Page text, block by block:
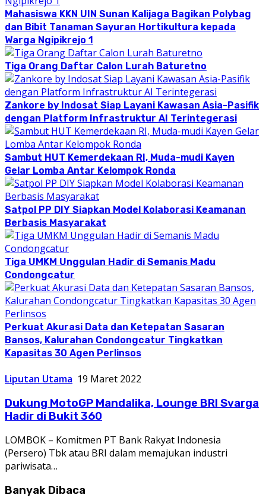
Mahasiswa KKN UIN Sunan Kalijaga Bagikan Polybag
dan Bibit Tanaman Sayuran Hortikultura kepada
Warga Ngipikrejo 1
Tiga Orang Daftar Calon Lurah Baturetno
Zankore by Indosat Siap Layani Kawasan Asia-Pasifik
dengan Platform Infrastruktur AI Terintegerasi
Sambut HUT Kemerdekaan RI, Muda-mudi Kayen
Gelar Lomba Antar Kelompok Ronda
Satpol PP DIY Siapkan Model Kolaborasi Keamanan
Berbasis Masyarakat
Tiga UMKM Unggulan Hadir di Semanis Madu
Condongcatur
Perkuat Akurasi Data dan Ketepatan Sasaran
Bansos, Kalurahan Condongcatur Tingkatkan
Kapasitas 30 Agen Perlinsos
Liputan Utama 19 Maret 2022
Dukung MotoGP Mandalika, Lounge BRI Svarga
Hadir di Bukit 360
LOMBOK – Komitmen PT Bank Rakyat Indonesia
(Persero) Tbk atau BRI dalam memajukan industri
pariwisata…
Banyak Dibaca